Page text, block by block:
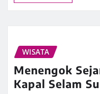
WISATA
Menengok
Kapal Selam